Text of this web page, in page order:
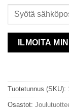
ILMOITA
Tuotetunnus (SKU):
Osastot: